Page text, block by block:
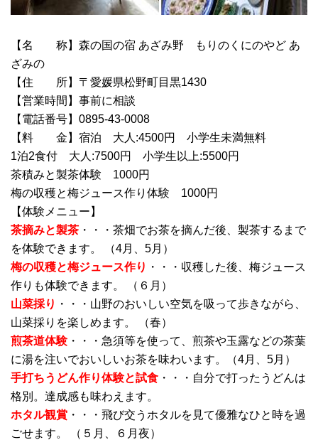
【名 称】森の国の宿 あざみ野 もりのくにのやど あ
ざみの
【住 所】〒愛媛県松野町目黒1430
【営業時間】事前に相談
【電話番号】0895-43-0008
【料 金】宿泊 大人:4500円 小学生未満無料
1泊2食付 大人:7500円 小学生以上:5500円
茶積みと製茶体験 1000円
梅の収穫と梅ジュース作り体験 1000円
【体験メニュー】
茶摘みと製茶 ・・・茶畑でお茶を摘んだ後、製茶するまで
を体験できます。 （4月、5月）
梅の収穫と梅ジュース作り ・・・収穫した後、梅ジュース
作りも体験できます。 （６月）
山菜採り ・・・山野のおいしい空気を吸って歩きながら、
山菜採りを楽しめます。 （春）
煎茶道体験・・・急須等を使って、煎茶や玉露などの茶葉
に湯を注いでおいしいお茶を味わいます。（4月、5月）
手打ちうどん作り体験と試食 ・・・自分で打ったうどんは
格別。達成感も味わえます。
ホタル観賞 ・・・飛び交うホタルを見て優雅なひと時を過
ごせます。 （５月、６月夜）